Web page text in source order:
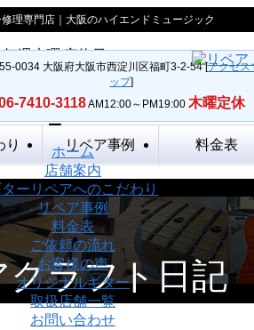
理専門店｜大阪のハイエンドミュージック
毎週木曜 定休日
ホーム
店舗案内
ーリペアへのこだわり
リペア事例
料金表
ご依頼の流れ
お客様の声
オリジナルギター
取扱店舗一覧
お問い合わせ
0034 大阪府大阪市西淀川区福町3-2-54 [アクセス
ップ]
7410-3118AM12:00～PM19:00 木曜定休
り リペア事例 料金表
ラフト日記